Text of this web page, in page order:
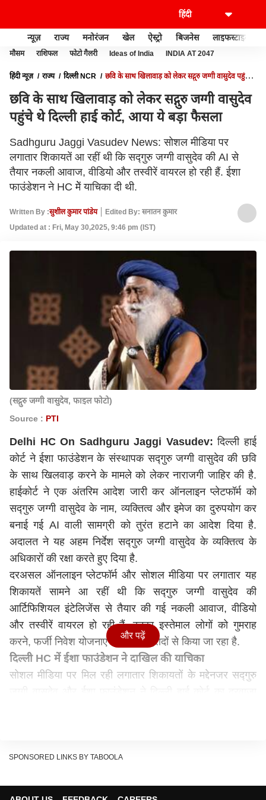
न्यूज़ राज्य मनोरंजन खेल ऐस्ट्रो बिजनेस लाइफस्टाइल
मौसम राशिफल फोटो गैलरी Ideas of India INDIA AT 2047
हिंदी न्यूज़ राज्य दिल्ली NCR
छवि के साथ खिलावाड़ को लेकर सद्गुरु जग्गी वासुदेव पहुंचे थे
छवि के साथ खिलावाड़ को लेकर सद्गुरु जग्गी वासुदेव
पहुंचे थे दिल्ली हाई कोर्ट, आया ये बड़ा फैसला
Sadhguru Jaggi Vasudev News: सोशल मीडिया पर
लगातार शिकायतें आ रहीं थी कि सद्गुरु जग्गी वासुदेव की AI से
तैयार नकली आवाज, वीडियो और तस्वीरें वायरल हो रही हैं. ईशा
फाउंडेशन ने HC मेें याचिका दी थी.
Written By :सुशील कुमार पांडेय
Edited By: सनातन कुमार
Updated at : Fri, May 30,2025, 9:46 pm (IST)
(सद्गुरु जग्गी वासुदेव, फाइल फोटो)
Source : PTI
Delhi HC On Sadhguru Jaggi Vasudev: दिल्ली हाई
कोर्ट ने ईशा फाउंडेशन के संस्थापक सद्गुरु जग्गी वासुदेव की छवि
के साथ खिलवाड़ करने के मामले को लेकर नाराजगी जाहिर की है.
हाईकोर्ट ने एक अंतरिम आदेश जारी कर ऑनलाइन प्लेटफॉर्म को
सद्गुरु जग्गी वासुदेव के नाम, व्यक्तित्व और इमेज का दुरुपयोग कर
बनाई गई AI वाली सामग्री को तुरंत हटाने का आदेश दिया है.
अदालत ने यह अहम निर्देश सद्गुरु जग्गी वासुदेव के व्यक्तित्व के
अधिकारों की रक्षा करते हुए दिया है.
दरअसल ऑनलाइन प्लेटफॉर्म और सोशल मीडिया पर लगातार यह
शिकायतें सामने आ रहीं थी कि सद्गुरु जग्गी वासुदेव की
आर्टिफिशियल इंटेलिजेंस से तैयार की गई नकली आवाज, वीडियो
और तस्वीरें वायरल हो रही हैं. इनका इस्तेमाल लोगों को गुमराह
करने, फर्जी निवेश योजनाएं बेचने जैसे इरादों से किया जा रहा है.
दिल्ली HC में ईशा फाउंडेशन ने दाखिल की याचिका
सोशल मीडिया पर मिल रही लगातार शिकायतों के मद्देनजर सद्गुरु
हाईकोर्ट ने साफ किया कि किसी भी सार्वजनिक व्यक्ति की छवि और
और पढ़ें
SPONSORED LINKS BY TABOOLA